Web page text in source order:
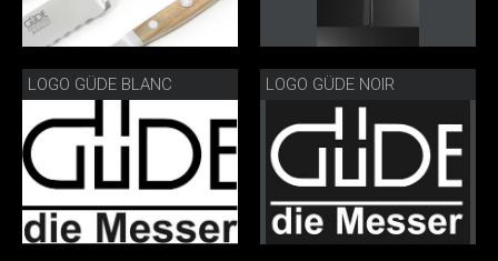
LOGO GÜDE BLANC LOGO GÜDE NOIR